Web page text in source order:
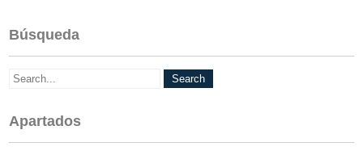
Búsqueda
Apartados